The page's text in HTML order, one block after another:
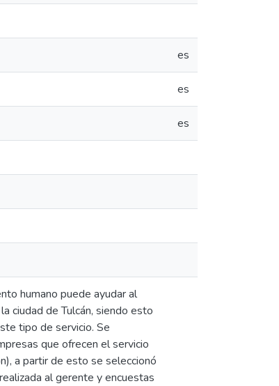
es
es
es
humano puede ayudar al
ciudad de Tulcán, siendo esto
tipo de servicio. Se
que ofrecen el servicio
a partir de esto se seleccionó
al gerente y encuestas